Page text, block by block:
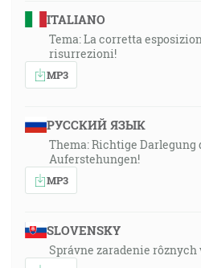
ITALIANO
Tema: La corretta
risurrezioni!
MP3
РУССКИЙ ЯЗЫК
Thema: Richtige
Auferstehungen!
MP3
SLOVENSKY
Správne zaradenie